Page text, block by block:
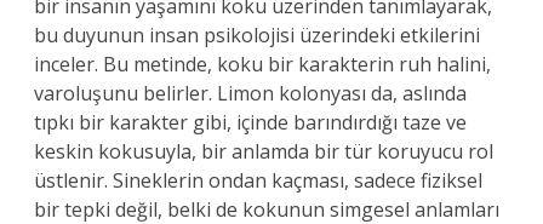
bir insanın yaşamını koku üzerinden tanımlayarak,
bu duyunun insan psikolojisi üzerindeki etkilerini
inceler. Bu metinde, koku bir karakterin ruh halini,
varoluşunu belirler. Limon kolonyası da, aslında
tıpkı bir karakter gibi, içinde barındırdığı taze ve
keskin kokusuyla, bir anlamda bir tür koruyucu rol
üstlenir. Sineklerin ondan kaçması, sadece fiziksel
bir tepki değil, belki de kokunun simgesel anlamları